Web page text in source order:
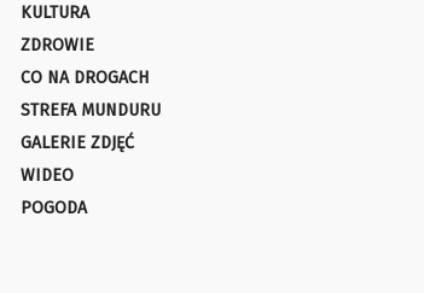
KULTURA
ZDROWIE
CO NA DROGACH
STREFA MUNDURU
GALERIE ZDJĘĆ
WIDEO
POGODA